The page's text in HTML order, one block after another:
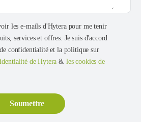
les e-mails d'Hytera pour me tenir
services et offres. Je suis d'accord
confidentialité et la politique sur
de Hytera & les cookies de